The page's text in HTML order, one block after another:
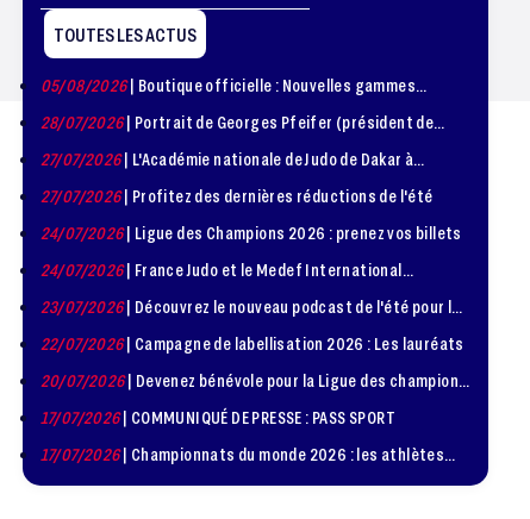
TOUTES LES ACTUS
05/08/2026| Boutique officielle : Nouvelles gammes
disponible !
28/07/2026| Portrait de Georges Pfeifer (président de
1981 – 1986)
27/07/2026| L'Académie nationale de Judo de Dakar à
l'honneur
27/07/2026| Profitez des dernières réductions de l'été
24/07/2026| Ligue des Champions 2026 : prenez vos billets
24/07/2026| France Judo et le Medef International
organisent la troisième édition de la Journée de la
23/07/2026| Découvrez le nouveau podcast de l'été pour les
jeunes judokas
22/07/2026| Campagne de labellisation 2026 : Les lauréats
20/07/2026| Devenez bénévole pour la Ligue des champions
de judo à Paris le 24 octobre !
17/07/2026| COMMUNIQUÉ DE PRESSE : PASS SPORT
17/07/2026| Championnats du monde 2026 : les athlètes
sélectionnés